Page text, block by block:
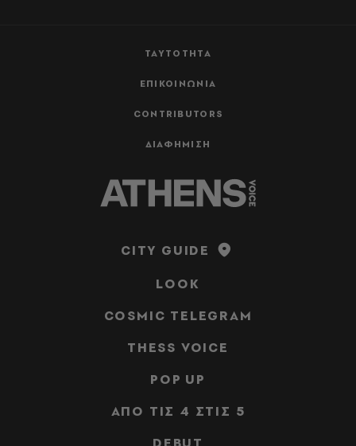
ΤΑΥΤΟΤΗΤΑ
ΕΠΙΚΟΙΝΩΝΙΑ
CONTRIBUTORS
ΔΙΑΦΗΜΙΣΗ
CITY GUIDE
LOOK
COSMIC TELEGRAM
THESS VOICE
POP UP
ΑΠΟ ΤΙΣ 4 ΣΤΙΣ 5